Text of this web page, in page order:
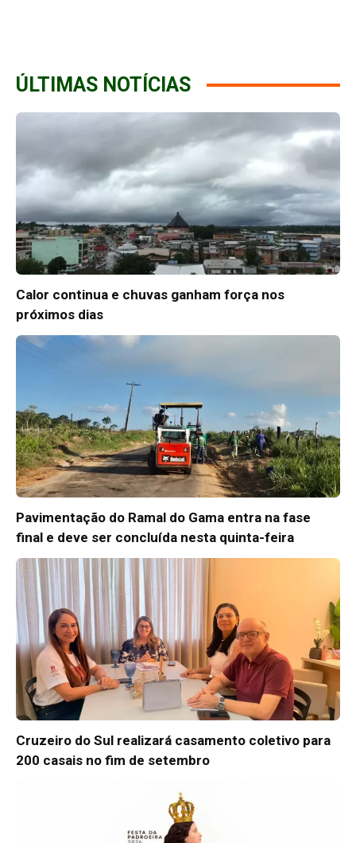
ÚLTIMAS NOTÍCIAS
Calor continua e chuvas ganham força nos
próximos dias
Pavimentação do Ramal do Gama entra na fase
final e deve ser concluída nesta quinta-feira
Cruzeiro do Sul realizará casamento coletivo para
200 casais no fim de setembro